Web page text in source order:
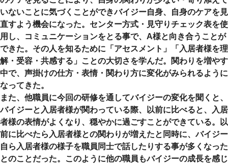
いないことに気づくことができバイジー自身、自身のケアを見
直すよう機会になった。センター方式・見守りチェック表を使
用し、コミュニケーションをとる事で、A様と向き合うことが
できた。その人を知るために「アセスメント」「入居者様を理
解・受容・共感する」ことの大切さを学んだ。関わりを増やす
中で、声掛けの仕方・表情・関わり方に変化がみられるように
なってきた。
また、他職員に今回の研修を通してバイジーの変化を聞くと、
バイジーと入居者様が関わっている際、以前に比べると、入居
者様の表情がよくなり、穏やかに過ごすことができている。以
前に比べたら入居者様との関わりが増えたと同時に、バイジー
自ら入居者様の様子を職員同士で話したりする事が多くなった
とのことだった。このように他の職員もバイジーの成長を感じ